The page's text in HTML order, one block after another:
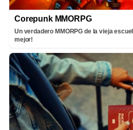
Corepunk MMORPG
Un verdadero MMORPG de la vieja
mejor!